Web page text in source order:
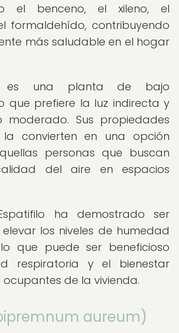
el benceno, el xileno, el
formaldehído, contribuyendo
más saludable en el hogar
es una planta de bajo
que prefiere la luz indirecta y
moderado. Sus propiedades
la convierten en una opción
personas que buscan
del aire en espacios
ha demostrado ser
los niveles de humedad
que puede ser beneficioso
respiratoria y el bienestar
de la vivienda.
aureum)